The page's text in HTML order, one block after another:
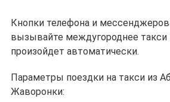
Кнопки телефона и
вызывайте междугороднее такси
произойдет автоматически.
Параметры поездки на такси из
Жаворонки: